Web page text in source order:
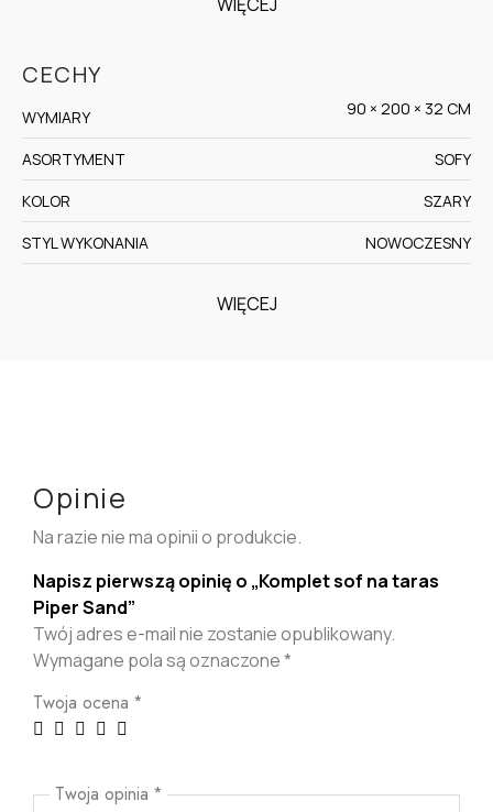
CECHY
WYMIARY 90 × 200 × 32 CM
ASORTYMENT
SOFY
KOLOR
SZARY
STYL WYKONANIA
NOWOCZESNY
WIĘCEJ
Opinie
Na razie nie ma opinii o produkcie.
Napisz pierwszą opinię o „Komplet sof na taras
Piper Sand”
Twój adres e-mail nie zostanie opublikowany.
Wymagane pola są oznaczone*
Twoja ocena *
Twoja opinia *